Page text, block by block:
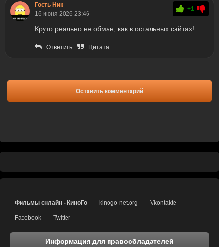
Гость Ник
16 июня 2026 23:46
+1
Круто реально не обман, как в остальных сайтах!
Ответить Цитата
Оставить комментарий
Фильмы онлайн - КиноГо kinogo-net.org Vkontakte
Facebook Twitter
Информация для правообладателей